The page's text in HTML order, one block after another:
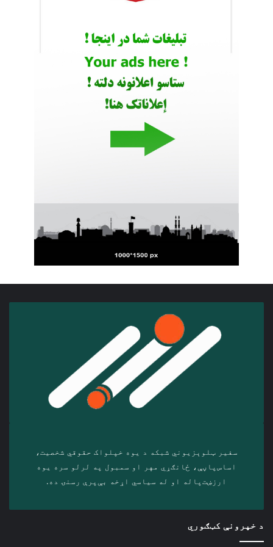
سفیر ټلوېزیوني شبکه د‎ یوه خپلواک حقوقي شخصیت،
اساس‌پاڼې، ځانګړي مهر او سمبول په لرلو سره ‎یوه
ارزښت‌پاله او ‎له سیاسي اړخه بې‌پرې رسنۍ ده.
د خپرونې کټګوري